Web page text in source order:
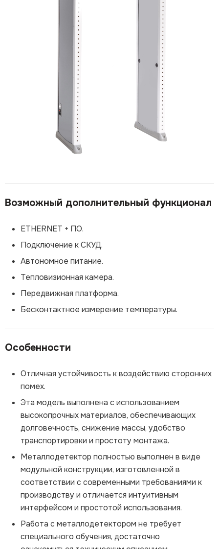
Возможный дополнительный функционал
ETHERNET + ПО.
Подключение к СКУД.
Автономное питание.
Тепловизионная камера.
Передвижная платформа.
Бесконтактное измерение температуры.
Особенности
Отличная устойчивость к воздействию сторонних
помех.
Эта модель выполнена с использованием
высокопрочных материалов, обеспечивающих
долговечность, снижение массы, удобство
транспортировки и простоту монтажа.
Металлодетектор полностью выполнен в виде
модульной конструкции, изготовленной в
соответствии с современными требованиями к
производству и отличается интуитивным
интерфейсом и простотой использования.
Работа с металлодетектором не требует
специального обучения, достаточно